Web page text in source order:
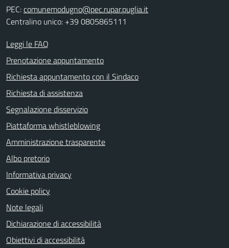
PEC:comunemodugno@pec.rupar.puglia.it
Centralino unico: +39 0805865111
Leggi le FAQ
Prenotazione appuntamento
Richiesta appuntamento con il Sindaco
Richiesta di assistenza
Segnalazione disservizio
Piattaforma whistleblowing
Amministrazione trasparente
Albo pretorio
Informativa privacy
Cookie policy
Note legali
Dichiarazione di accessibilità
Obiettivi di accessibilità